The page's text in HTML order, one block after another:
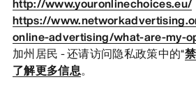
https://
online-advertising/what-are-my-
加州居民 - 还请访问隐私政策中的“
了解更多信息。